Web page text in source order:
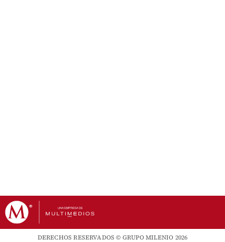
DERECHOS RESERVADOS © GRUPO MILENIO 2026